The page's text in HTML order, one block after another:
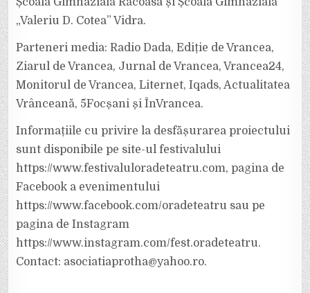
„Valeriu D. Cotea” Vidra.
Parteneri media: Radio Dada, Ediție de Vrancea,
Ziarul de Vrancea, Jurnal de Vrancea, Vrancea24,
Monitorul de Vrancea, Liternet, Iqads, Actualitatea
Vrânceană, 5Focșani și ÎnVrancea.
Informațiile cu privire la desfășurarea proiectului
sunt disponibile pe site-ul festivalului
https://www.festivaluloradeteatru.com, pagina de
Facebook a evenimentului
https://www.facebook.com/oradeteatru sau pe
pagina de Instagram
https://www.instagram.com/fest.oradeteatru.
Contact: asociatiaprotha@yahoo.ro.